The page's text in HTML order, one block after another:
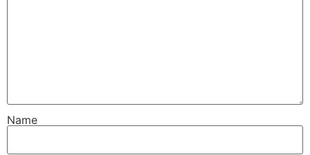
Name